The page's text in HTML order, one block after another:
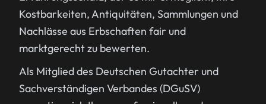
Kostbarkeiten, Antiquitäten, Sammlungen und
Nachlässe aus Erbschaften fair und
marktgerecht zu bewerten.
Als Mitglied des Deutschen Gutachter und
Sachverständigen Verbandes (DGuSV)